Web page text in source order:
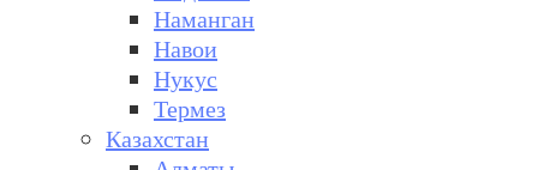
Наманган
Навои
Нукус
Термез
Казахстан